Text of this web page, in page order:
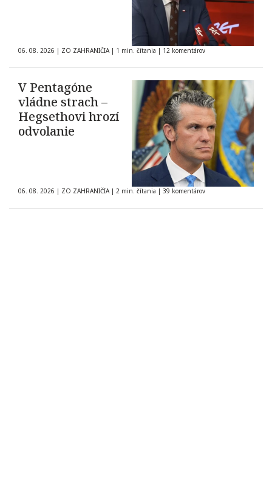
06. 08. 2026 | ZO ZAHRANIČIA | 1 min. čítania | 12 komentárov
V Pentagóne
vládne strach –
Hegsethovi hrozí
odvolanie
06. 08. 2026 | ZO ZAHRANIČIA | 2 min. čítania | 39 komentárov